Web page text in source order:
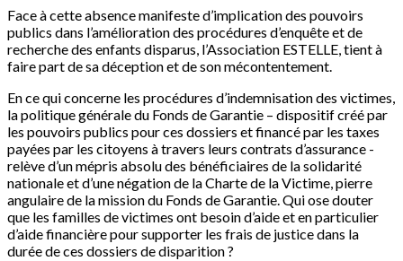
Face à cette absence manifeste d’implication des pouvoirs
publics dans l’amélioration des procédures d’enquête et de
recherche des enfants disparus, l’Association ESTELLE, tient à
faire part de sa déception et de son mécontentement.
En ce qui concerne les procédures d’indemnisation des victimes,
la politique générale du Fonds de Garantie – dispositif créé par
les pouvoirs publics pour ces dossiers et financé par les taxes
payées par les citoyens à travers leurs contrats d’assurance -
relève d’un mépris absolu des bénéficiaires de la solidarité
nationale et d’une négation de la Charte de la Victime, pierre
angulaire de la mission du Fonds de Garantie. Qui ose douter
que les familles de victimes ont besoin d’aide et en particulier
d’aide financière pour supporter les frais de justice dans la
durée de ces dossiers de disparition ?